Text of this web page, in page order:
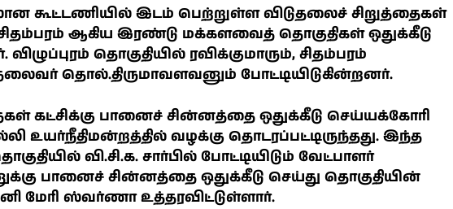
கூட்டணியில் இடம் பெற்றுள்ள விடுதலைச் சிறுத்தைகள்
சிதம்பரம் ஆகிய இரண்டு மக்களவைத் தொகுதிகள் ஒதுக்கீடு
தொகுதியில் ரவிக்குமாரும், சிதம்பரம்
தொல்.திருமாவளவனும் போட்டியிடுகின்றனர்.
கட்சிக்கு பானைச் சின்னத்தை ஒதுக்கீடு செய்யக்கோரி
உயர்நீதிமன்றத்தில் வழக்கு தொடரப்பட்டிருந்தது. இந்த
வி.சி.க. சார்பில் போட்டியிடும் வேட்பாளர்
பானைச் சின்னத்தை ஒதுக்கீடு செய்து தொகுதியின்
மேரி ஸ்வர்ணா உத்தரவிட்டுள்ளார்.